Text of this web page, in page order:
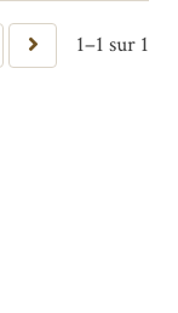
1–1 sur 1